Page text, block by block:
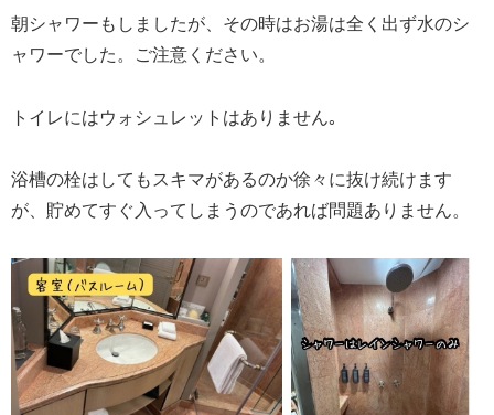
朝シャワーもしましたが、その時はお湯は全く出ず水のシ
ャワーでした。ご注意ください。
トイレにはウォシュレットはありません｡
浴槽の栓はしてもスキマがあるのか徐々に抜け続けます
が、貯めてすぐ入ってしまうのであれば問題ありません。